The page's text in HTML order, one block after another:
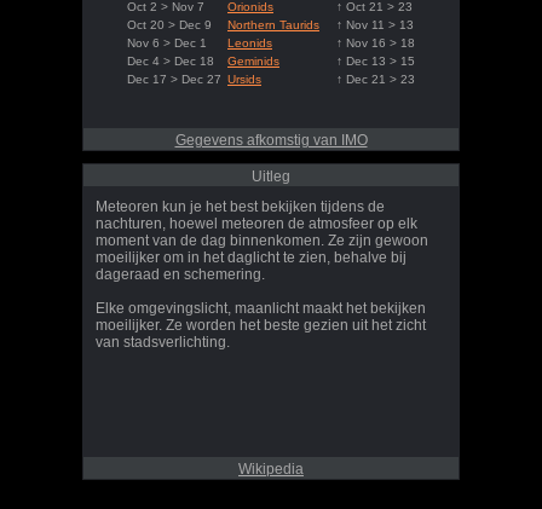
Oct 2 > Nov 7
Orionids
↑ Oct 21 > 23
Oct 20 > Dec 9
Northern Taurids
↑ Nov 11 > 13
Nov 6 > Dec 1
Leonids
↑ Nov 16 > 18
Dec 4 > Dec 18
Geminids
↑ Dec 13 > 15
Dec 17 > Dec 27 Ursids ↑ Dec 21 > 23
Gegevens afkomstig van IMO
Uitleg
Meteoren kun je het best bekijken tijdens de
nachturen, hoewel meteoren de atmosfeer op elk
moment van de dag binnenkomen. Ze zijn gewoon
moeilijker om in het daglicht te zien, behalve bij
dageraad en schemering.
Elke omgevingslicht, maanlicht maakt het bekijken
moeilijker. Ze worden het beste gezien uit het zicht
van stadsverlichting.
Wikipedia